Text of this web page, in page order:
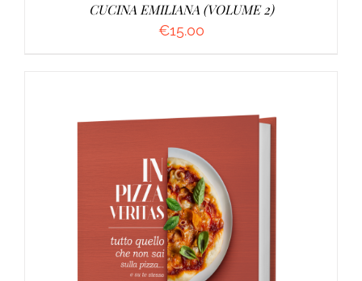
CUCINA EMILIANA (VOLUME 2)
€15.00
AGGIUNGI AL CARRELLO /